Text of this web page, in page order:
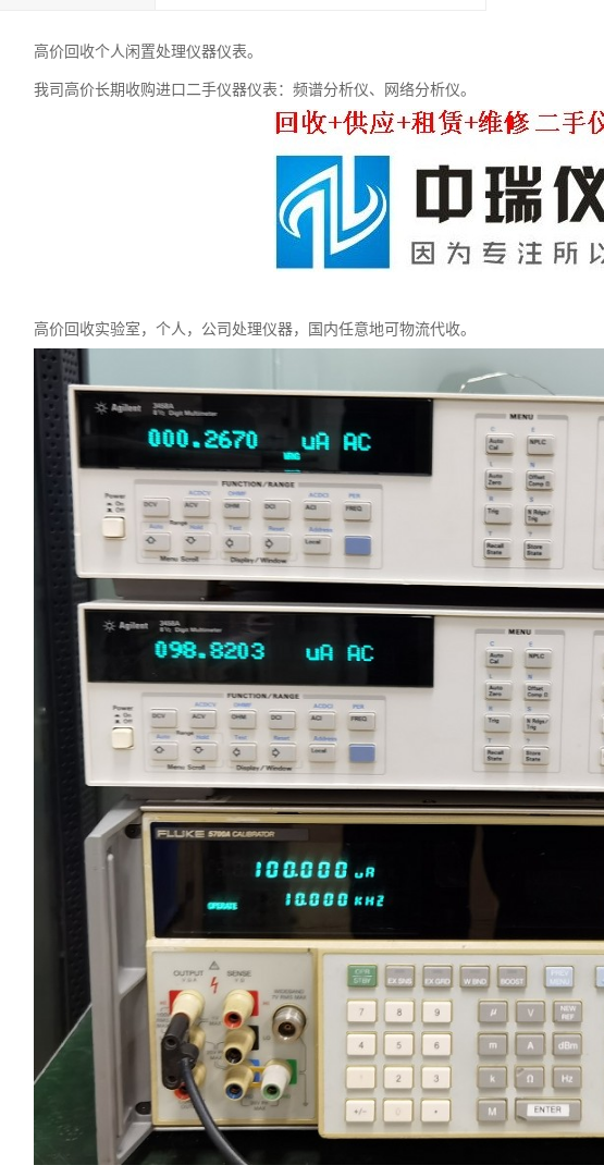
高价回收个人闲置处理仪器仪表。
我司高价长期收购进口二手仪器仪表：频谱分析仪、网络分析仪。
高价回收实验室，个人，公司处理仪器，国内任意地可物流代收。